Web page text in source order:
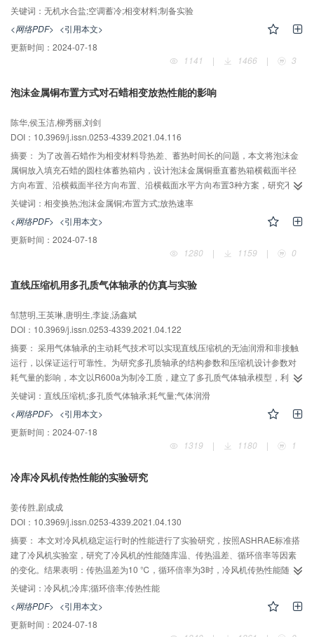
不同种类、质量添加剂对复合无机盐体系的影响。实验结果表明：改性后的复
合无机盐体系最终配比为32%Na2SO4?10H2O+48%Na2HPO4?12H2O+
16%NH4Cl+1.6%硼砂+1.6%CMC+0.8%纳米TiO2，相变温度为6.1~6.3 ℃，
相变潜热为130~139 J/g，过冷度低于0.5 ℃，无相分离现象，液相导热系数为
0.798 9 W/(m?K)，经过50次循环后，具有良好的热稳定性。
关键词： 无机水合盐;空调蓄冷;相变材料;制备实验
<网络PDF> <引用本文>
更新时间： 2024-07-18
1141
| 1466 | 3
泡沫金属铜布置方式对石蜡相变放热性能的影响
陈华,侯玉洁,柳秀丽,刘剑
DOI：10.3969/j.issn.0253-4339.2021.04.116
摘要： 为了改善石蜡作为相变材料导热差、蓄热时间长的问题，本文将泡沫金
属铜放入填充石蜡的圆柱体蓄热箱内，设计泡沫金属铜垂直蓄热箱横截面半径
方向布置、沿横截面半径方向布置、沿横截面水平方向布置3种方案，研究不同
布置方案对石蜡基复合相变材料的传热影响以及石蜡/泡沫金属铜复合材料的放
热特性。实验结果表明：泡沫金属铜的加入缩短了石蜡凝固时间，方案一和方
案三中凝固时间均缩短5 min，方案二中凝固时间缩短4 min，同时改善了石蜡
不同位置的温度均匀性，内圈测点中复合材料区的温度均匀性比纯石蜡区增大
80%，外圈测点中方案一的温度波动是方案二和方案三的33%和50%；方案一
放热量多1.1%，放热效率增加2.01%，而且保持70%以上的传热效率，与冷流
关键词： 相变换热;泡沫金属铜;布置方式;放热速率
<网络PDF> <引用本文>
更新时间： 2024-07-18
1280
| 1159 | 0
直线压缩机用多孔质气体轴承的仿真与实验
邹慧明,王英琳,唐明生,李旋,汤鑫斌
DOI：10.3969/j.issn.0253-4339.2021.04.122
摘要： 采用气体轴承的主动耗气技术可以实现直线压缩机的无油润滑和非接触
运行，以保证运行可靠性。为研究多孔质轴承的结构参数和压缩机设计参数对
耗气量的影响，本文以R600a为制冷工质，建立了多孔质气体轴承模型，利用
Fluent对耗气量进行了仿真模拟计算，基于该模型模拟分析了多孔质材料厚度、
间隙气膜厚度、排气压力、压缩机频率和排量占比对气体轴承耗气量和耗气率
的影响，并通过实验测试验证了该模型的准确性。结果表明：气体轴承耗气量
的仿真结果和实验测量的误差在±15%以内。根据耗气率给出了最佳的设计参数
组合，为直线压缩机用多孔质气体轴承优化设计提供了参考。
关键词： 直线压缩机;多孔质气体轴承;耗气量;气体润滑
<网络PDF> <引用本文>
更新时间： 2024-07-18
1319
| 1180 | 1
冷库冷风机传热性能的实验研究
姜传胜,剧成成
DOI：10.3969/j.issn.0253-4339.2021.04.130
摘要： 本文对冷风机稳定运行时的性能进行了实验研究，按照ASHRAE标准搭
建了冷风机实验室，研究了冷风机的性能随库温、传热温差、循环倍率等因素
的变化。结果表明：传热温差为10 ℃，循环倍率为3时，冷风机传热性能随库
温的升高而提高，当库温从-34 ℃升至10 ℃时，传热系数由16 W/(m2?℃)增
至18.8 W/(m2?℃)，增幅达17.5%；循环倍率为3时，随着传热温差由6 ℃增至
10 ℃，传热系数变化幅度较小，测试工况范围中的最大变化幅度为4.9%，库
温为-25 ℃时，传热系数变化区间为16.8~17.63 W/(m2?℃)，库温为-10 ℃
关键词： 冷风机;冷库;循环倍率;传热性能
<网络PDF> <引用本文>
更新时间： 2024-07-18